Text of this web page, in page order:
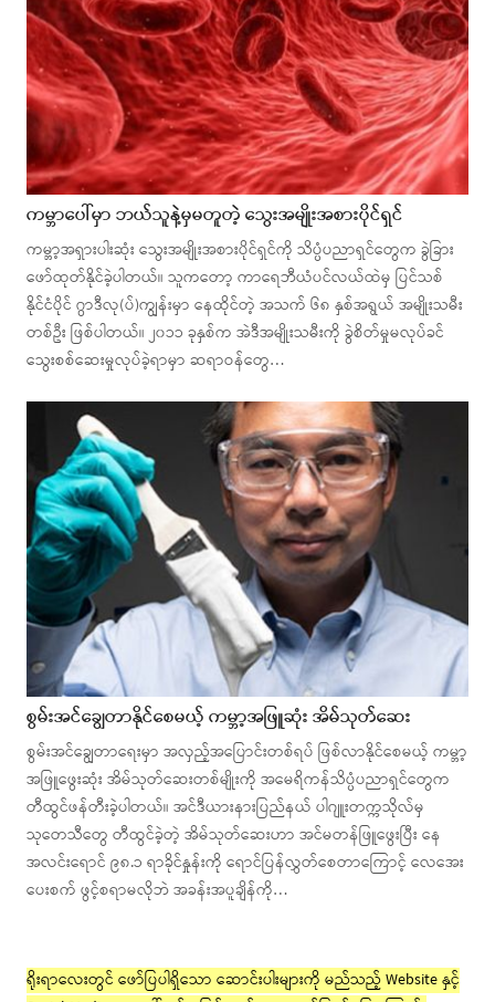
ကမ္ဘာပေါ်မှာ ဘယ်သူနဲ့မှမတူတဲ့ သွေးအမျိုးအစားပိုင်ရှင်
ကမ္ဘာ့အရှားပါးဆုံး သွေးအမျိုးအစားပိုင်ရှင်ကို သိပ္ပံပညာရှင်တွေက ခွဲခြား
ဖော်ထုတ်နိုင်ခဲ့ပါတယ်။ သူကတော့ ကာရေဘီယံပင်လယ်ထဲမှ ပြင်သစ်
နိုင်ငံပိုင် ဂွာဒီလု(ပ်)ကျွန်းမှာ နေထိုင်တဲ့ အသက် ၆၈ နှစ်အရွယ် အမျိုးသမီး
တစ်ဦး ဖြစ်ပါတယ်။ ၂၀၁၁ ခုနှစ်က အဲဒီအမျိုးသမီးကို ခွဲစိတ်မှုမလုပ်ခင်
သွေးစစ်ဆေးမှုလုပ်ခဲ့ရာမှာ ဆရာဝန်တွေ…
စွမ်းအင်ချွေတာနိုင်စေမယ့် ကမ္ဘာ့အဖြူဆုံး အိမ်သုတ်ဆေး
စွမ်းအင်ချွေတာရေးမှာ အလှည့်အပြောင်းတစ်ရပ် ဖြစ်လာနိုင်စေမယ့် ကမ္ဘာ့
အဖြူဖွေးဆုံး အိမ်သုတ်ဆေးတစ်မျိုးကို အမေရိကန်သိပ္ပံပညာရှင်တွေက
တီထွင်ဖန်တီးခဲ့ပါတယ်။ အင်ဒီယားနားပြည်နယ် ပါဂျူးတက္ကသိုလ်မှ
သုတေသီတွေ တီထွင်ခဲ့တဲ့ အိမ်သုတ်ဆေးဟာ အင်မတန်ဖြူဖွေးပြီး နေ
အလင်းရောင် ၉၈.၁ ရာခိုင်နှုန်းကို ရောင်ပြန်လွှတ်စေတာကြောင့် လေအေး
ပေးစက် ဖွင့်စရာမလိုဘဲ အခန်းအပူချိန်ကို…
ရိုးရာလေးတွင် ဖော်ပြပါရှိသော ဆောင်းပါးများကို မည်သည့် Website နှင့်